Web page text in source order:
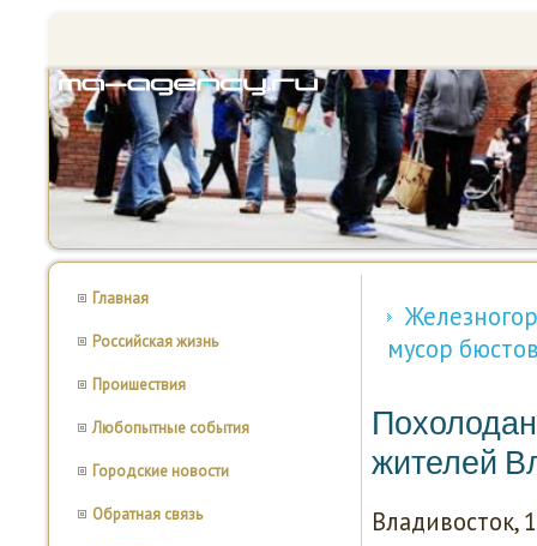
Главная
Российская жизнь
Проишествия
Любопытные события
Городские новости
Обратная связь
мусор
жителей
Владивосток,